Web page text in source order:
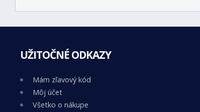
UŽITOČNÉ ODKAZY
Mám zľavový kód
Môj účet
Všetko o nákupe